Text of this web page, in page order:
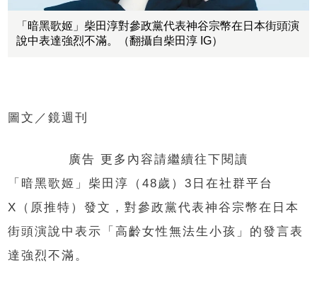
「暗黑歌姬」柴田淳對參政黨代表神谷宗幣在日本街頭演
說中表達強烈不滿。（翻攝自柴田淳 IG）
圖文／鏡週刊
廣告 更多內容請繼續往下閱讀
「暗黑歌姬」柴田淳（48歲）3日在社群平台
X
（原推特）發文，對參政黨代表神谷宗幣在日本
街頭演說中表示「高齡女性無法生小孩」的發言表
達強烈不滿。